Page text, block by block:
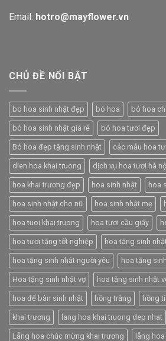
Email: hotro@mayflower.vn
CHỦ ĐỀ NỔI BẬT
bo hoa sinh nhật đẹp bó hoa bó hoa
bó hoa sinh nhật giá rẻ bó hoa tươi đẹp
Bó hoa đẹp tặng sinh nhật các mẫu hoa
dien hoa khai truong dịch vụ hoa tươi hà
hoa khai trương đẹp hoa sinh nhật hoa
hoa sinh nhật cho nữ hoa sinh nhật mẹ
hoa tuoi khai truong hoa tươi cầu giấy
hoa tươi tặng tốt nghiệp hoa tặng sinh
hoa tặng sinh nhật người yêu hoa tặng
Hoa tặng sinh nhật vợ hoa tặng sinh nhật
hoa để bàn sinh nhật hồng trắng hồng
khai trương lang hoa khai truong dep nhat
Lẵng hoa chúc mừng khai trương lẵng